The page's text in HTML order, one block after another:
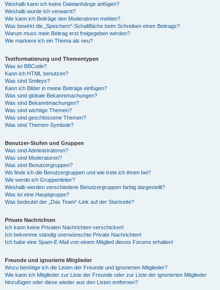
Weshalb kann ich keine Dateianhänge anfügen?
Weshalb wurde ich verwarnt?
Wie kann ich Beiträge den Moderatoren melden?
Was bewirkt die „Speichern“-Schaltfläche beim Schreiben eines Beitrags?
Warum muss mein Beitrag erst freigegeben werden?
Wie markiere ich ein Thema als neu?
Textformatierung und Thementypen
Was ist BBCode?
Kann ich HTML benutzen?
Was sind Smileys?
Kann ich Bilder in meine Beiträge einfügen?
Was sind globale Bekanntmachungen?
Was sind Bekanntmachungen?
Was sind wichtige Themen?
Was sind geschlossene Themen?
Was sind Themen-Symbole?
Benutzer-Stufen und Gruppen
Was sind Administratoren?
Was sind Moderatoren?
Was sind Benutzergruppen?
Wo finde ich die Benutzergruppen und wie trete ich ihnen bei?
Wie werde ich Gruppenleiter?
Weshalb werden verschiedene Benutzergruppen farbig dargestellt?
Was ist eine Hauptgruppe?
Was bedeutet der „Das Team“-Link auf der Startseite?
Private Nachrichten
Ich kann keine Privaten Nachrichten verschicken!
Ich bekomme ständig unerwünschte Private Nachrichten!
Ich habe eine Spam-E-Mail von einem Mitglied dieses Forums erhalten!
Freunde und ignorierte Mitglieder
Wozu benötige ich die Listen der Freunde und ignorierten Mitglieder?
Wie kann ich Mitglieder zur Liste der Freunde oder zur Liste der ignorierten Mitglieder
hinzufügen oder diese wieder aus den Listen entfernen?